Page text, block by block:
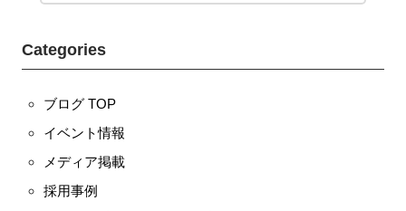
Categories
ブログ TOP
イベント情報
メディア掲載
採用事例